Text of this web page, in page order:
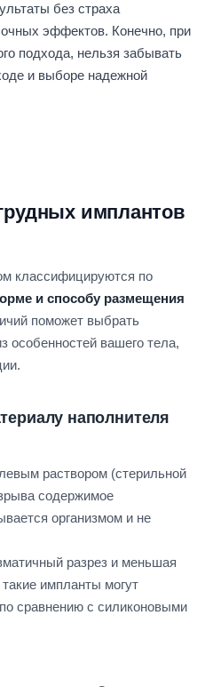
без страха
эффектов. Конечно, при
подхода, нельзя забывать
и выборе надежной
имплантов
классифицируются по
и способу размещения
поможет выбрать
особенностей вашего тела,
наполнителя
раствором (стерильной
содержимое
организмом и не
разрез и меньшая
импланты могут
сравнению с силиконовыми